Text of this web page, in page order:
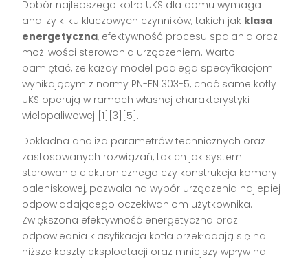
Dobór najlepszego kotła UKS dla domu wymaga
analizy kilku kluczowych czynników, takich jak klasa
energetyczna, efektywność procesu spalania oraz
możliwości sterowania urządzeniem. Warto
pamiętać, że każdy model podlega specyfikacjom
wynikającym z normy PN-EN 303-5, choć same kotły
UKS operują w ramach własnej charakterystyki
wielopaliwowej [1][3][5].
Dokładna analiza parametrów technicznych oraz
zastosowanych rozwiązań, takich jak system
sterowania elektronicznego czy konstrukcja komory
paleniskowej, pozwala na wybór urządzenia najlepiej
odpowiadającego oczekiwaniom użytkownika.
Zwiększona efektywność energetyczna oraz
odpowiednia klasyfikacja kotła przekładają się na
niższe koszty eksploatacji oraz mniejszy wpływ na